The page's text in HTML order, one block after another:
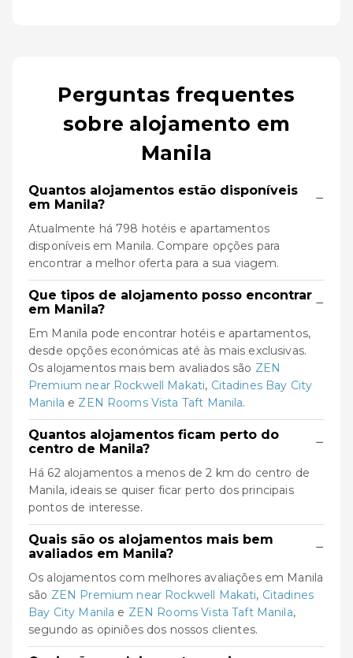
Perguntas frequentes
sobre alojamento em
Manila
Quantos alojamentos estão disponíveis
em Manila?
−
Atualmente há 798 hotéis e apartamentos
disponíveis em Manila. Compare opções para
encontrar a melhor oferta para a sua viagem.
Que tipos de alojamento posso encontrar
em Manila?
−
Em Manila pode encontrar hotéis e apartamentos,
desde opções económicas até às mais exclusivas.
Os alojamentos mais bem avaliados são ZEN
Premium near Rockwell Makati, Citadines Bay City
Manila e ZEN Rooms Vista Taft Manila.
Quantos alojamentos ficam perto do
centro de Manila?
−
Há 62 alojamentos a menos de 2 km do centro de
Manila, ideais se quiser ficar perto dos principais
pontos de interesse.
Quais são os alojamentos mais bem
avaliados em Manila?
−
Os alojamentos com melhores avaliações em Manila
são ZEN Premium near Rockwell Makati, Citadines
Bay City Manila e ZEN Rooms Vista Taft Manila,
segundo as opiniões dos nossos clientes.